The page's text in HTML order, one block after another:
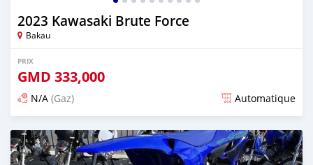
2023 Kawasaki Brute Force
Bakau
PRIX
GMD 333,000
N/A (Gaz) Automatique
Publié il y a 13 jours